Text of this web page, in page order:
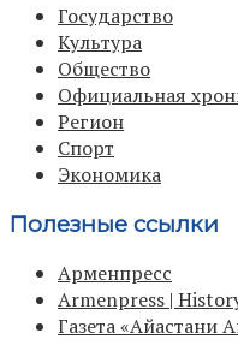
Государство
Культура
Общество
Официальная
Регион
Спорт
Экономика
Полезные ссылки
Арменпресс
Armenpress |
Газета «Айастани